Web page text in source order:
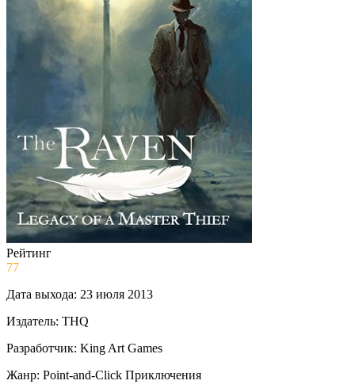
Рейтинг
77
Дата выхода: 23 июля 2013
Издатель: THQ
Разработчик: King Art Games
Жанр: Point-and-Click Приключения